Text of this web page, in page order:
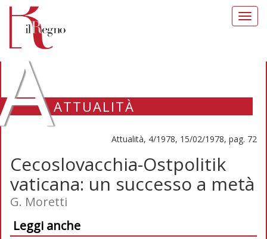
ATTUALITÀ
Attualità, 4/1978, 15/02/1978, pag. 72
Cecoslovacchia-Ostpolitik
vaticana: un successo a metà
G. Moretti
Leggi anche